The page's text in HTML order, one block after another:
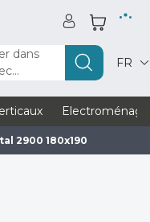
dans
FR
2900 180x190